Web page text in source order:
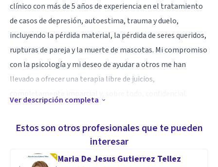
clínico con más de 5 años de experiencia en el tratamiento
de casos de depresión, autoestima, trauma y duelo,
incluyendo la pérdida material, la pérdida de seres queridos,
rupturas de pareja y la muerte de mascotas. Mi compromiso
con la psicología y mi deseo de ayudar a otros me han
llevado a ofrecer una terapia libre de juicios,
He adquirido una amplia experiencia trabajando con
adolescentes, adultos y personas de la tercera edad. Esta
experiencia proviene no solo de mi práctica clínica, sino
Ver descripción completa
Estos son otros profesionales que te pueden
interesar
Maria De Jesus Gutierrez Tellez